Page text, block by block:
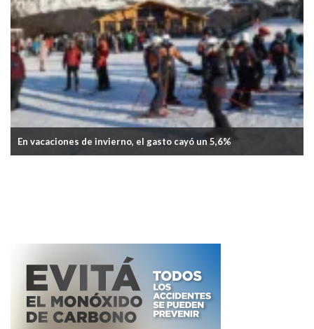
La inflación de junio fue del 1,9%